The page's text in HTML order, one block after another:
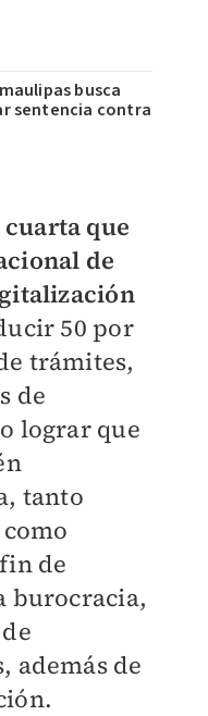
busca
sentencia contra
que
de
50 por
trámites,
de
lograr que
tanto
de
burocracia,
además de